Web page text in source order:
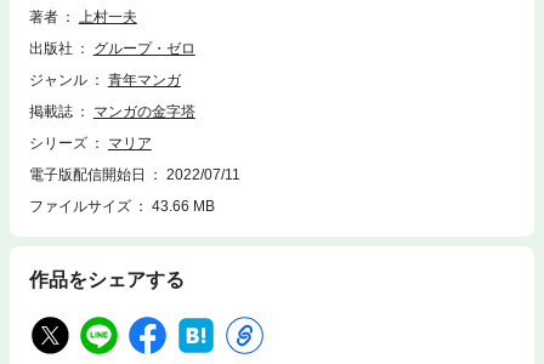
「１４ 少年の星」「１５ 赤い雪」「１６ 白い旅」「１７ 海への手
著者
上村一夫
出版社
グループ・ゼロ
ジャンル
青年マンガ
掲載誌
マンガの金字塔
シリーズ
マリア
電子版配信開始日
2022/07/11
ファイルサイズ
43.66 MB
作品をシェアする